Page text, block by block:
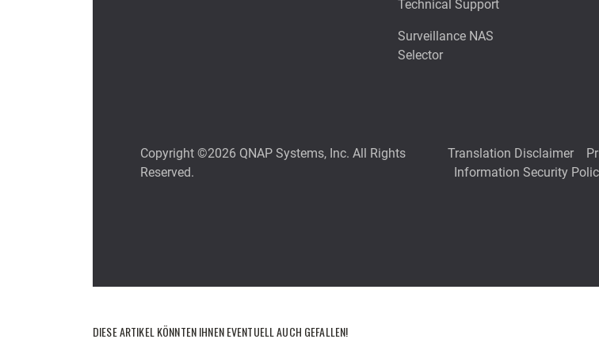
DIESE ARTIKEL KÖNNTEN IHNEN EVENTUELL AUCH GEFALLEN!